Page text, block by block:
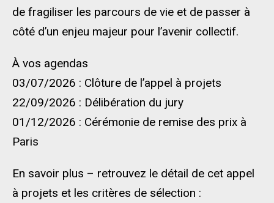
de fragiliser les parcours de vie et de passer à
côté d’un enjeu majeur pour l’avenir collectif.
À vos agendas
03/07/2026 : Clôture de l’appel à projets
22/09/2026 : Délibération du jury
01/12/2026 : Cérémonie de remise des prix à
Paris
En savoir plus – retrouvez le détail de cet appel
à projets et les critères de sélection :